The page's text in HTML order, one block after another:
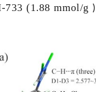
733 (1.88 mmol/g )